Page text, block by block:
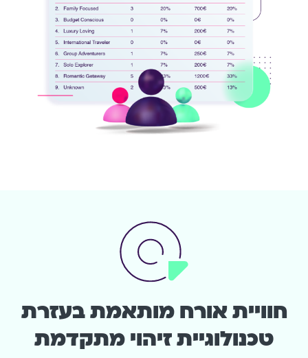
חוויית אורח מותאמת בעזרת
טכנולוגיית זיהוי מתקדמת